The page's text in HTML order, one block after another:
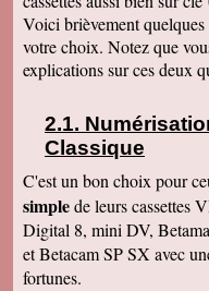
de ma part.
Alain L
Le service aux
est une artiste
Denise J
Merci pour votre
facilement. J'ai
autonomie et
l'écran. Mais
peu de courage
parvenue. Tout
Merci. Je garde
Voici brièvement
votre choix. Notez que
explications sur ces deux
Classique
C'est un bon choix pour
simplede leurs cassettes
Digital 8, mini DV,
et Betacam SP SX avec
fortunes.